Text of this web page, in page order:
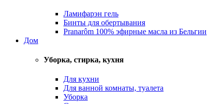
Ламифарэн гель
Бинты для обертывания
Pranarôm 100% эфирные масла из Бельгии
Дом
Уборка, стирка, кухня
Для кухни
Для ванной комнаты, туалета
Уборка